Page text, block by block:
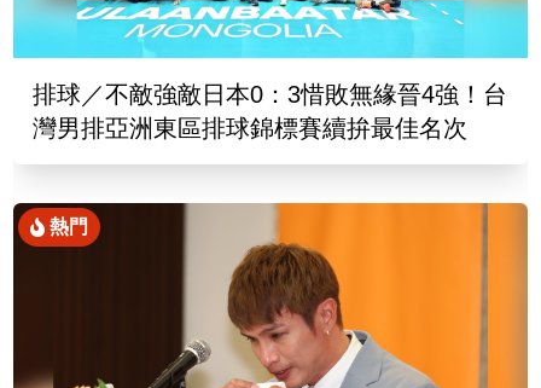
排球／不敵強敵日本0：3惜敗無緣晉4強！台
灣男排亞洲東區排球錦標賽續拚最佳名次
熱門